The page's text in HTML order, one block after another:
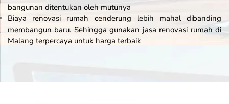
bangunan ditentukan oleh mutunya
Biaya renovasi rumah cenderung lebih mahal dibanding
membangun baru. Sehingga gunakan jasa renovasi rumah di
Malang terpercaya untuk harga terbaik